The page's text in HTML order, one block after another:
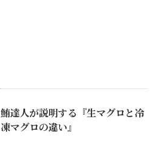
鮪達人が説明する『生マグロと冷
凍マグロの違い』